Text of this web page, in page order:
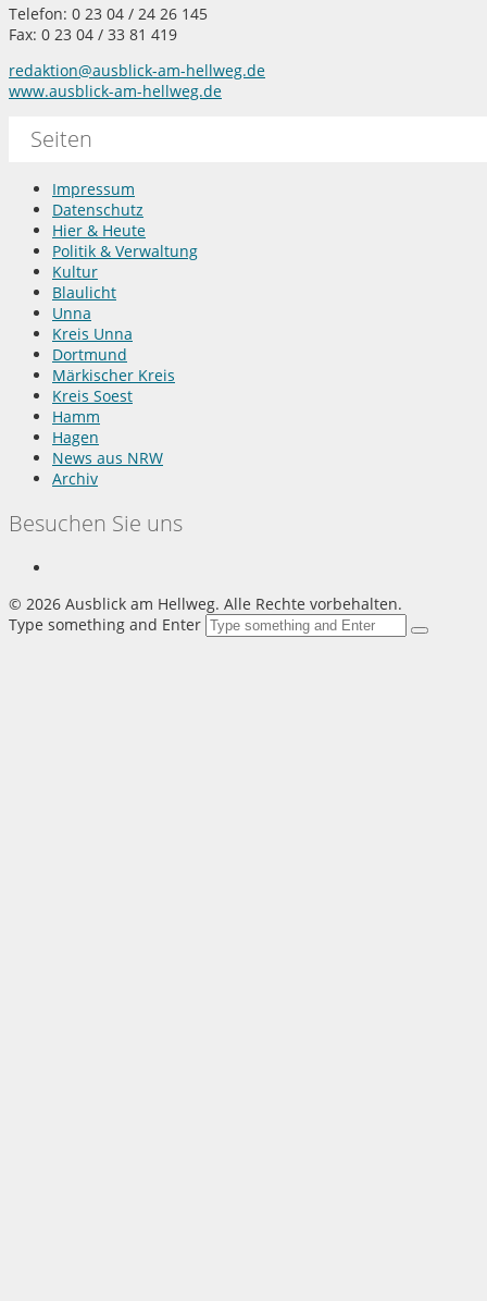
Telefon: 0 23 04 / 24 26 145
Fax: 0 23 04 / 33 81 419
redaktion@ausblick-am-hellweg.de
www.ausblick-am-hellweg.de
Seiten
Impressum
Datenschutz
Hier & Heute
Politik & Verwaltung
Kultur
Blaulicht
Unna
Kreis Unna
Dortmund
Märkischer Kreis
Kreis Soest
Hamm
Hagen
News aus NRW
Archiv
Besuchen Sie uns
© 2026 Ausblick am Hellweg. Alle Rechte vorbehalten.
Type something and Enter